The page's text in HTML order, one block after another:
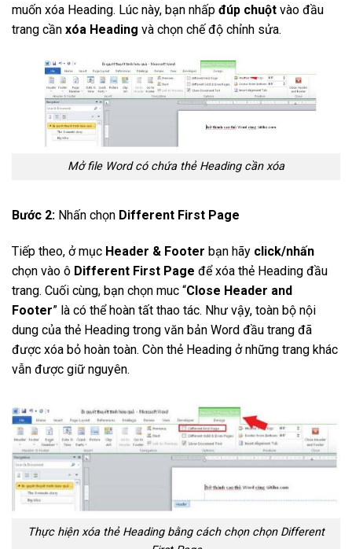
muốn xóa Heading. Lúc này, bạn nhấp đúp chuột vào đầu
trang cần xóa Heading và chọn chế độ chỉnh sửa.
Mở file Word có chứa thẻ Heading cần xóa
Bước 2: Nhấn chọn Different First Page
Tiếp theo, ở mục Header & Footer bạn hãy click/nhấn
chọn vào ô Different First Page để xóa thẻ Heading đầu
trang. Cuối cùng, bạn chọn muc “Close Header and
Footer” là có thể hoàn tất thao tác. Như vậy, toàn bộ nội
dung của thẻ Heading trong văn bản Word đầu trang đã
được xóa bỏ hoàn toàn. Còn thẻ Heading ở những trang khác
vẫn được giữ nguyên.
Thực hiện xóa thẻ Heading bằng cách chọn chọn Different